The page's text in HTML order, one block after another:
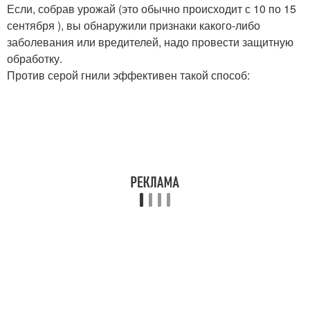
Если, собрав урожай (это обычно происходит с 10 по 15
сентября ), вы обнаружили признаки какого-либо
заболевания или вредителей, надо провести защитную
обработку.
Против серой гнили эффективен такой способ: